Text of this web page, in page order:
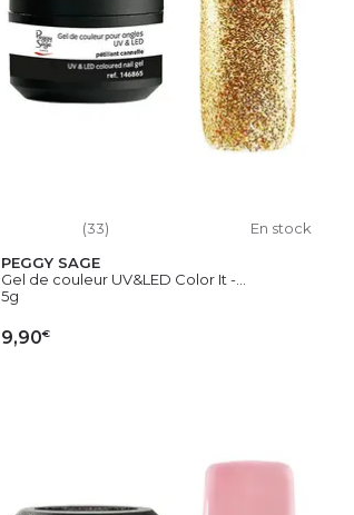
(33)
En stock
PEGGY SAGE
Gel de couleur UV&LED Color It -...
5g
9,90€